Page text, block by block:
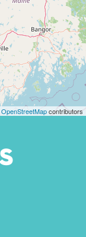
OpenStreetMapcontributors